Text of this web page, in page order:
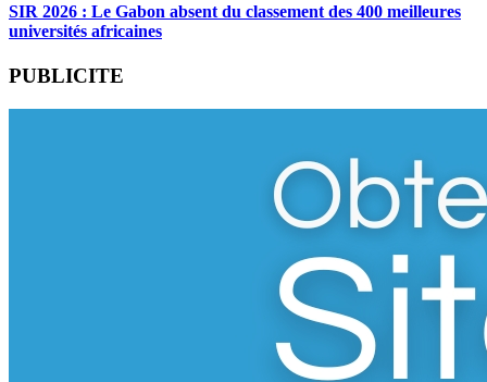
SIR 2026 : Le Gabon absent du classement des 400 meilleures
universités africaines
PUBLICITE